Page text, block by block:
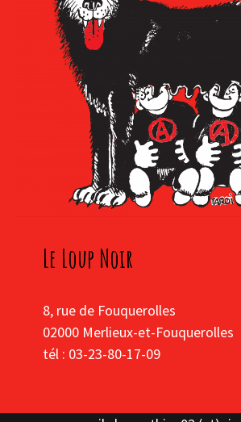
Le Loup Noir
8, rue de Fouquerolles
02000 Merlieux-et-Fouquerolles
tél : 03-23-80-17-09